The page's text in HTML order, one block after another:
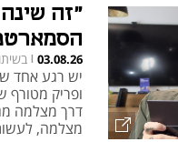
"זה
03.08.26
|
יש רגע אחד
ופריק מטורף
דרך מצלמה
מצלמה,